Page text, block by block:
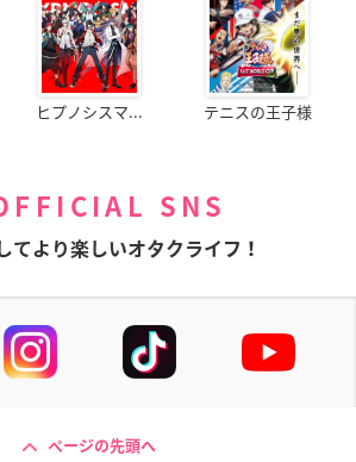
ヒプノシスマ... テニスの王子様
SNS
てより楽しいオタクライフ！
ページの先頭へ